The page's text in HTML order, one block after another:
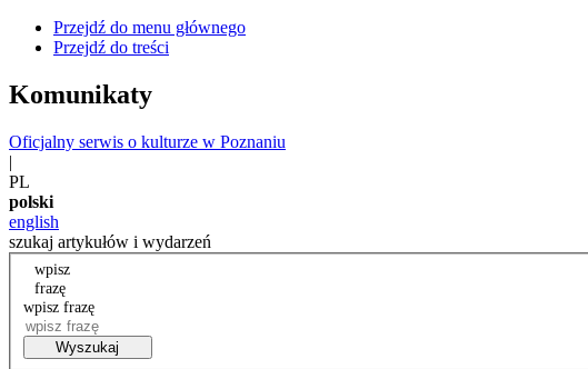
Przejdź do menu głównego
Przejdź do treści
Komunikaty
Oficjalny serwis o kulturze w Poznaniu
|
PL
polski
english
szukaj artykułów i wydarzeń
wpisz
frazę
wpisz frazę
Wyszukaj